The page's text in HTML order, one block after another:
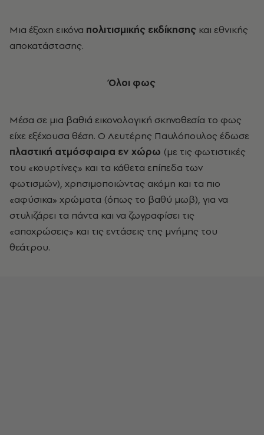
Μια έξοχη εικόνα πολιτισμικής εκδίκησης και εθνικής
αποκατάστασης.
Όλοι φως
Μέσα σε μια βαθιά εικονολογική σκηνοθεσία το φως
είχε εξέχουσα θέση. Ο Λευτέρης Παυλόπουλος έδωσε
πλαστική ατμόσφαιρα εν χώρω (με τις φωτιστικές
του «κουρτίνες» και τα κάθετα επίπεδα των
φωτισμών), χρησιμοποιώντας ακόμη και τα πιο
«αφύσικα» χρώματα (όπως το βαθύ μωβ), για να
στυλιζάρει τα πάντα και να ζωγραφίσει τις
«αποχρώσεις» και τις εντάσεις της μνήμης του
θεάτρου.